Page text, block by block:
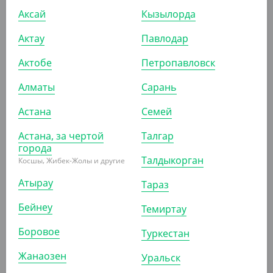
АРТ. 2703301
-10%
1 024.56₸1 138.40
(1 024.56
Пленка пищевая, 30 см, 180 м, 10 мкм, Lamina
Аксай
Актау
Актобе
Алматы
Астана
Астана, за чертой
города
Косшы, Жибек-Жолы и другие
Атырау
Бейнеу
Боровое
Жанаозен
Кызылорда
Павлодар
Петропавловск
Сарань
Семей
Талгар
Талдыкорган
Тараз
Темиртау
Туркестан
Уральск